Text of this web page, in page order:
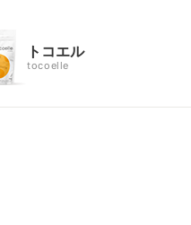
トコエル
tocoelle